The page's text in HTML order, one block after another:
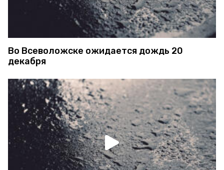
Во Всеволожске ожидается дождь 20
декабря